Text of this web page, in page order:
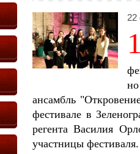
22
ансамбль
фестивале в
регента Василия
участницы фестиваля.